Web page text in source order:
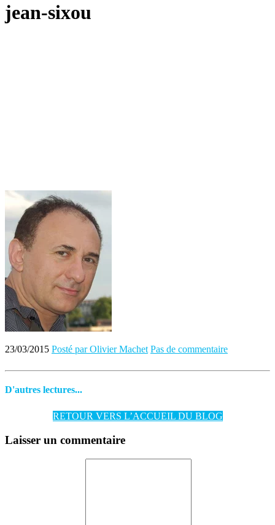
jean-sixou
23/03/2015 Posté par Olivier Machet Pas de commentaire
D'autres lectures...
RETOUR VERS L’ACCUEIL DU BLOG
Laisser un commentaire